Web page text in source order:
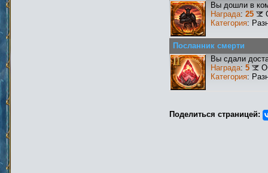
Вы дошли в
Награда: 25
Категория:
Посланник смерти
Вы сдали
Награда: 5
Категория:
Поделиться страницей: